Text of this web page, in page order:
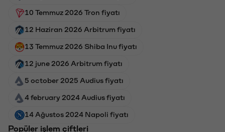
10 Temmuz 2026 Tron fiyatı
12 Haziran 2026 Arbitrum fiyatı
13 Temmuz 2026 Shiba Inu fiyatı
12 june 2026 Arbitrum fiyatı
5 october 2025 Audius fiyatı
4 february 2024 Audius fiyatı
14 Ağustos 2024 Napoli fiyatı
Popüler işlem çiftleri